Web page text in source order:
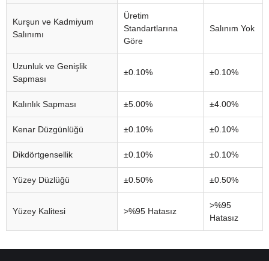
Kurşun ve Kadmiyum
Salınımı
Üretim
Standartlarına
Göre
Salınım Yok
Uzunluk ve Genişlik
Sapması
±0.10% ±0.10%
Kalınlık Sapması ±5.00% ±4.00%
Kenar Düzgünlüğü ±0.10% ±0.10%
Dikdörtgensellik ±0.10% ±0.10%
Yüzey Düzlüğü ±0.50% ±0.50%
Yüzey Kalitesi >%95 Hatasız
>%95
Hatasız